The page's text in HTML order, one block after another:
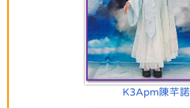
K3Apm陳芊諾